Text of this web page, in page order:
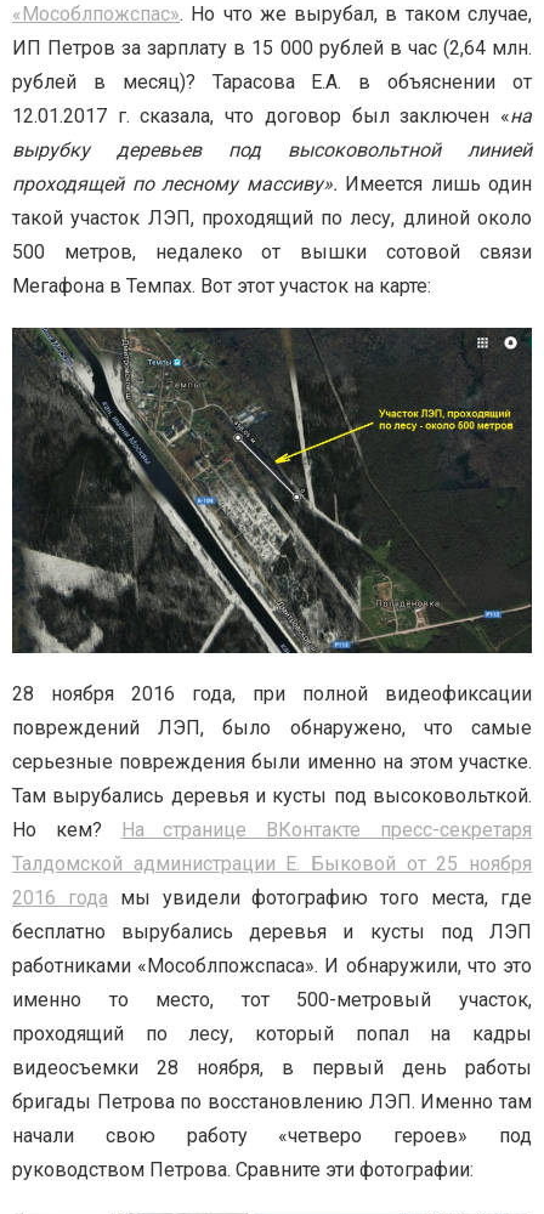
«Мособлпожспас». Но что же вырубал, в таком случае,
ИП Петров за зарплату в 15 000 рублей в час (2,64 млн.
рублей в месяц)? Тарасова Е.А. в объяснении от
12.01.2017 г. сказала, что договор был заключен «на
вырубку деревьев под высоковольтной линией
проходящей по лесному массиву». Имеется лишь один
такой участок ЛЭП, проходящий по лесу, длиной около
500 метров, недалеко от вышки сотовой связи
Мегафона в Темпах. Вот этот участок на карте:
28 ноября 2016 года, при полной видеофиксации
повреждений ЛЭП, было обнаружено, что самые
серьезные повреждения были именно на этом участке.
Там вырубались деревья и кусты под высоковольткой.
Но кем? На странице ВКонтакте пресс-секретаря
Талдомской администрации Е. Быковой от 25 ноября
2016 года мы увидели фотографию того места, где
бесплатно вырубались деревья и кусты под ЛЭП
работниками «Мособлпожспаса». И обнаружили, что это
именно то место, тот 500-метровый участок,
проходящий по лесу, который попал на кадры
видеосъемки 28 ноября, в первый день работы
бригады Петрова по восстановлению ЛЭП. Именно там
начали свою работу «четверо героев» под
руководством Петрова. Сравните эти фотографии: